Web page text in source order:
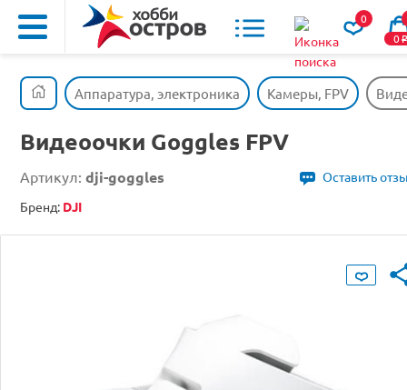
0
0o
Аппаратура, электроника Камеры, FPV
Видеоочки Goggles FPV
Артикул: dji-goggles
Оставить
Бренд: DJI